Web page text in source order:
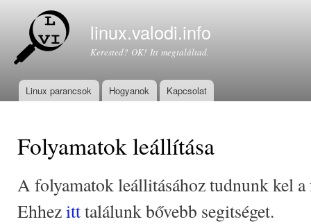
linux.valodi.info
Kerested? OK! Itt megtaláltad.
Főmenü
Linux parancsok Hogyanok Kapcsolat
Folyamatok leállítása
A folyamatok leállitásához tudnunk kel
Ehhezitttalálunk bővebb segitséget.